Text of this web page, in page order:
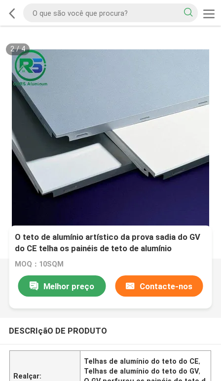
2/4
O teto de alumínio artístico da prova sadia do GV
do CE telha os painéis de teto de alumínio
perfurados originais
MOQ：10SQM
Melhor preço Contacte-nos
DESCRIçãO DE PRODUTO
Realçar:
Telhas de alumínio do teto do CE,
Telhas de alumínio do teto do GV,